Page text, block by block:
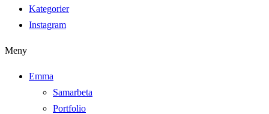
Kategorier
Instagram
Meny
Emma
Samarbeta
Portfolio